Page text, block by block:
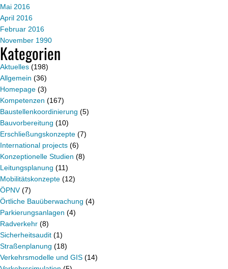
Mai 2016
April 2016
Februar 2016
November 1990
Kategorien
Aktuelles (198)
Allgemein (36)
Homepage (3)
Kompetenzen (167)
Baustellenkoordinierung (5)
Bauvorbereitung (10)
Erschließungskonzepte (7)
International projects (6)
Konzeptionelle Studien (8)
Leitungsplanung (11)
Mobilitätskonzepte (12)
ÖPNV(7)
Örtliche Bauüberwachung (4)
Parkierungsanlagen (4)
Radverkehr (8)
Sicherheitsaudit (1)
Straßenplanung (18)
Verkehrsmodelle und GIS (14)